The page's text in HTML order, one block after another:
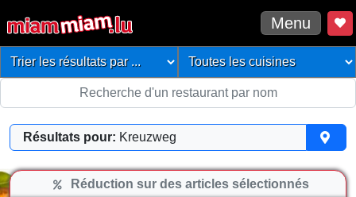
Menu
Résultats pour: Kreuzweg
Réduction sur des articles sélectionnés